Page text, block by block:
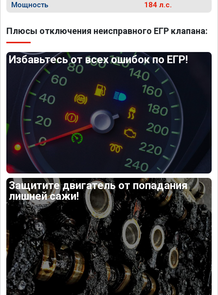
Мощность 184 л.с.
Плюсы отключения неисправного ЕГР клапана:
Избавьтесь от всех ошибок по ЕГР!
Защитите двигатель от попадания
лишней сажи!